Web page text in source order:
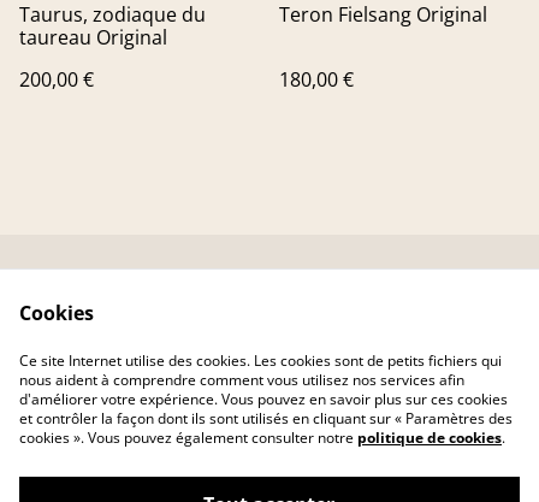
Taurus, zodiaque du
taureau Original
200,00 €
Teron Fielsang Original
180,00 €
confidentialité
Politique de cookies
Cookies
Ce site Internet utilise des cookies. Les cookies sont de petits fichiers qui
nous aident à comprendre comment vous utilisez nos services afin
d'améliorer votre expérience. Vous pouvez en savoir plus sur ces cookies
et contrôler la façon dont ils sont utilisés en cliquant sur « Paramètres des
cookies ». Vous pouvez également consulter notre politique de cookies.